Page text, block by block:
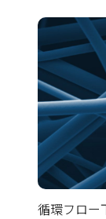
循環フロー